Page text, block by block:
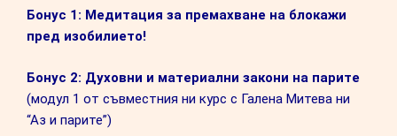
Бонус 1: Медитация за премахване на блокажи
пред изобилието!
Бонус 2: Духовни и материални закони на парите
(модул 1 от съвместния ни курс с Галена Митева ни
“Аз и парите”)